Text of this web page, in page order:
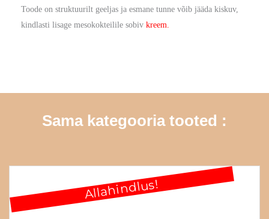
Toode on struktuurilt geeljas ja esmane tunne võib jääda kiskuv,
kindlasti lisage mesokokteilile sobiv kreem.
Sama kategooria tooted :
Allahindlus!